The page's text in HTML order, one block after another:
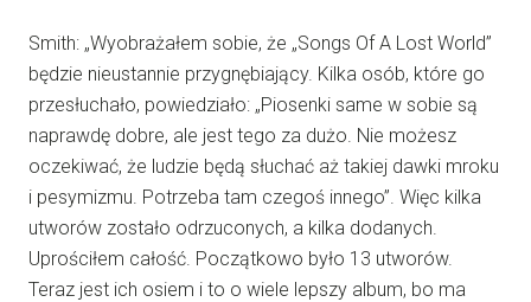
Smith: „Wyobrażałem sobie, że „Songs Of A Lost World”
będzie nieustannie przygnębiający. Kilka osób, które go
przesłuchało, powiedziało: „Piosenki same w sobie są
naprawdę dobre, ale jest tego za dużo. Nie możesz
oczekiwać, że ludzie będą słuchać aż takiej dawki mroku
i pesymizmu. Potrzeba tam czegoś innego”. Więc kilka
utworów zostało odrzuconych, a kilka dodanych.
Uprościłem całość. Początkowo było 13 utworów.
Teraz jest ich osiem i to o wiele lepszy album, bo ma